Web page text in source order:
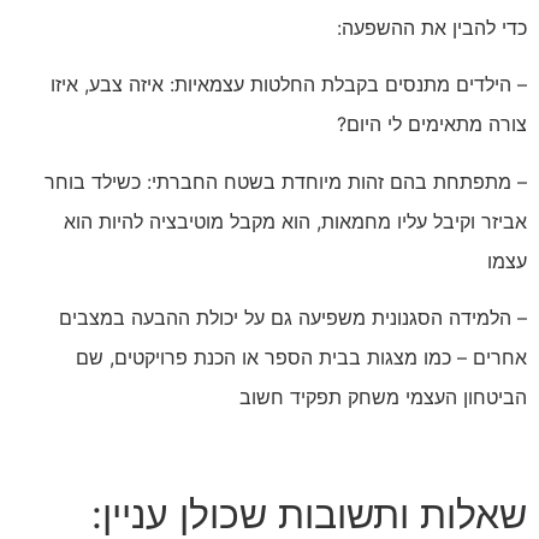
כדי להבין את ההשפעה:
– הילדים מתנסים בקבלת החלטות עצמאיות: איזה צבע, איזו
צורה מתאימים לי היום?
– מתפתחת בהם זהות מיוחדת בשטח החברתי: כשילד בוחר
אביזר וקיבל עליו מחמאות, הוא מקבל מוטיבציה להיות הוא
עצמו
– הלמידה הסגנונית משפיעה גם על יכולת ההבעה במצבים
אחרים – כמו מצגות בבית הספר או הכנת פרויקטים, שם
הביטחון העצמי משחק תפקיד חשוב
שאלות ותשובות שכולן עניין: